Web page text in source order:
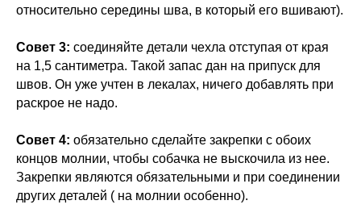
относительно середины шва, в который его вшивают).
Совет 3: соединяйте детали чехла отступая от края
на 1,5 сантиметра. Такой запас дан на припуск для
швов. Он уже учтен в лекалах, ничего добавлять при
раскрое не надо.
Совет 4: обязательно сделайте закрепки с обоих
концов молнии, чтобы собачка не выскочила из нее.
Закрепки являются обязательными и при соединении
других деталей ( на молнии особенно).